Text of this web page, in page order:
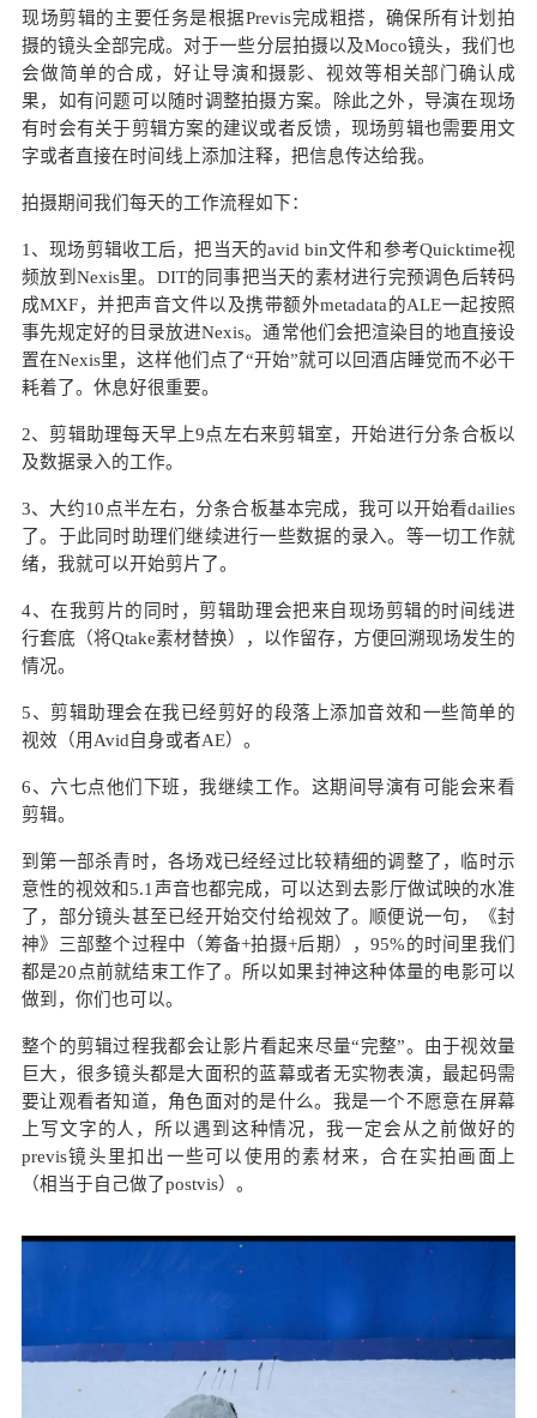
现场剪辑的主要任务是根据Previs完成粗搭，确保所有计划拍
摄的镜头全部完成。对于一些分层拍摄以及Moco镜头，我们也
会做简单的合成，好让导演和摄影、视效等相关部门确认成
果，如有问题可以随时调整拍摄方案。除此之外，导演在现场
有时会有关于剪辑方案的建议或者反馈，现场剪辑也需要用文
字或者直接在时间线上添加注释，把信息传达给我。
拍摄期间我们每天的工作流程如下：
1、现场剪辑收工后，把当天的avid bin文件和参考Quicktime视
频放到Nexis里。DIT的同事把当天的素材进行完预调色后转码
成MXF，并把声音文件以及携带额外metadata的ALE一起按照
事先规定好的目录放进Nexis。通常他们会把渲染目的地直接设
置在Nexis里，这样他们点了“开始”就可以回酒店睡觉而不必干
耗着了。休息好很重要。
2、剪辑助理每天早上9点左右来剪辑室，开始进行分条合板以
及数据录入的工作。
3、大约10点半左右，分条合板基本完成，我可以开始看dailies
了。于此同时助理们继续进行一些数据的录入。等一切工作就
绪，我就可以开始剪片了。
4、在我剪片的同时，剪辑助理会把来自现场剪辑的时间线进
行套底（将Qtake素材替换），以作留存，方便回溯现场发生的
情况。
5、剪辑助理会在我已经剪好的段落上添加音效和一些简单的
视效（用Avid自身或者AE）。
6、六七点他们下班，我继续工作。这期间导演有可能会来看
剪辑。
到第一部杀青时，各场戏已经经过比较精细的调整了，临时示
意性的视效和5.1声音也都完成，可以达到去影厅做试映的水准
了，部分镜头甚至已经开始交付给视效了。顺便说一句，《封
神》三部整个过程中（筹备+拍摄+后期），95%的时间里我们
都是20点前就结束工作了。所以如果封神这种体量的电影可以
做到，你们也可以。
整个的剪辑过程我都会让影片看起来尽量“完整”。由于视效量
巨大，很多镜头都是大面积的蓝幕或者无实物表演，最起码需
要让观看者知道，角色面对的是什么。我是一个不愿意在屏幕
上写文字的人，所以遇到这种情况，我一定会从之前做好的
previs镜头里扣出一些可以使用的素材来，合在实拍画面上
（相当于自己做了postvis）。